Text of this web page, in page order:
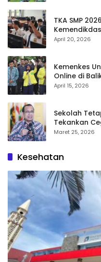
TKA SMP
Kebocoran
April 20, 2026
Kemenkes
Online di
FH UI
April 15, 2026
Sekolah
Tekankan
Krisis Global
Maret 25, 2026
Kesehatan